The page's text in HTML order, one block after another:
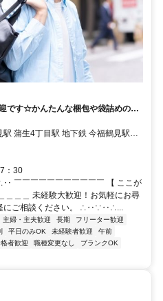
です☆かんたんな梱包や袋詰めのお
】
地下鉄 今福鶴見駅・
【勤務地】 城東区
：30
￣￣￣￣￣￣￣￣￣ 【 ここが
＿＿＿ 未経験大歓迎！お気軽にお尋
にご相談ください。 ∴‥∵‥∴...
主婦・主夫歓迎 長期
フリーター歓迎
平日のみOK 未経験者歓迎
午前
者歓迎 職種変更なし
ブランクOK